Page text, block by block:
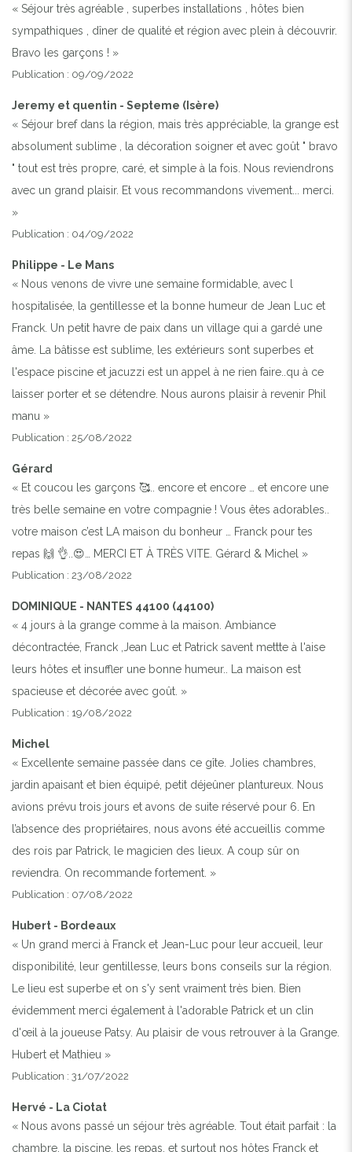
« Séjour très agréable , superbes installations , hôtes bien
sympathiques , dîner de qualité et région avec plein à découvrir.
Bravo les garçons ! »
Publication : 09/09/2022
Jeremy et quentin - Septeme (Isère)
« Séjour bref dans la région, mais très appréciable, la grange est
absolument sublime , la décoration soigner et avec goût " bravo
" tout est très propre, caré, et simple à la fois. Nous reviendrons
avec un grand plaisir. Et vous recommandons vivement... merci.
»
Publication : 04/09/2022
Philippe - Le Mans
« Nous venons de vivre une semaine formidable, avec l
hospitalisée, la gentillesse et la bonne humeur de Jean Luc et
Franck. Un petit havre de paix dans un village qui a gardé une
âme. La bâtisse est sublime, les extérieurs sont superbes et
l'espace piscine et jacuzzi est un appel à ne rien faire..qu à ce
laisser porter et se détendre. Nous aurons plaisir à revenir Phil
manu »
Publication : 25/08/2022
Gérard
« Et coucou les garçons 🥰.. encore et encore … et encore une
très belle semaine en votre compagnie ! Vous êtes adorables..
votre maison c’est LA maison du bonheur … Franck pour tes
repas 🙌 👌..😍… MERCI ET À TRÈS VITE. Gérard & Michel »
Publication : 23/08/2022
DOMINIQUE - NANTES 44100 (44100)
« 4 jours à la grange comme à la maison. Ambiance
décontractée, Franck ,Jean Luc et Patrick savent mettte à l'aise
leurs hôtes et insuffler une bonne humeur.. La maison est
spacieuse et décorée avec goût. »
Publication : 19/08/2022
Michel
« Excellente semaine passée dans ce gîte. Jolies chambres,
jardin apaisant et bien équipé, petit déjeûner plantureux. Nous
avions prévu trois jours et avons de suite réservé pour 6. En
l’absence des propriétaires, nous avons été accueillis comme
des rois par Patrick, le magicien des lieux. A coup sûr on
reviendra. On recommande fortement. »
Publication : 07/08/2022
Hubert - Bordeaux
« Un grand merci à Franck et Jean-Luc pour leur accueil, leur
disponibilité, leur gentillesse, leurs bons conseils sur la région.
Le lieu est superbe et on s'y sent vraiment très bien. Bien
évidemment merci également à l'adorable Patrick et un clin
d'œil à la joueuse Patsy. Au plaisir de vous retrouver à la Grange.
Hubert et Mathieu »
Publication : 31/07/2022
Hervé - La Ciotat
« Nous avons passé un séjour très agréable. Tout était parfait : la
chambre, la piscine, les repas, et surtout nos hôtes Franck et